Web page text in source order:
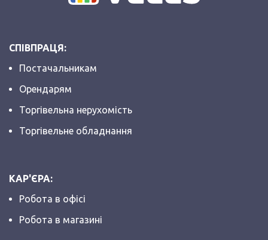
СПІВПРАЦЯ:
Постачальникам
Орендарям
Торгівельна нерухомість
Торгівельне обладнання
КАР'ЄРА:
Робота в офісі
Робота в магазині